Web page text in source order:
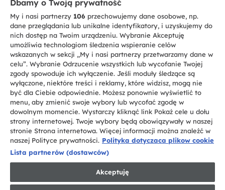
ZAREJESTRUJ SIĘ TERAZ
CANDY HOOVER GROUP S.r.I. - jednoosobowa sp. z.o.o. - SIEDZIBA
STATUTOWA: Via Comolli, 57 - 20861 Brugherio (MB) - Włochy -
SIEDZIBY ADMINISTRACYJNE: Via Privata Eden Fumagalli bez
nadanego numeru - 20861 Brugherio (MB) i Via Trento nr 20/A-22 - 20871
Vimercate (MB) - Włochy - Tel.: +39.039.2086.1 - Faks: +39.039.2086.237 -
Kapitał zakładowy 35.000.000,00 € wpłacony w całości - Kod identyfikacji
podatkowej i nr wpisu do Rejestru przedsiębiorstw dla rejonu Mediolan-
Monza-Brianza-Lodi 04666310158 - NIP 00786860965 - Numer wpisu do
Repertorium Ekonomiczno - Administracyjnego REA: MB-1033934 -
Candy S.p.A.
PL / Polski
Dbamy o Twoją prywatność
My i nasi partnerzy 106 przechowujemy dane osobowe, np.
dane przeglądania lub unikalne identyfikatory, i uzyskujemy do
nich dostęp na Twoim urządzeniu. Wybranie Akceptuję
umożliwia technologiom śledzenia wspieranie celów
wskazanych w sekcji „My i nasi partnerzy przetwarzamy dane w
celu”. Wybranie Odrzucenie wszystkich lub wycofanie Twojej
zgody spowoduje ich wyłączenie. Jeśli moduły śledzące są
wyłączone, niektóre treści i reklamy, które widzisz, mogą nie
być dla Ciebie odpowiednie. Możesz ponownie wyświetlić to
menu, aby zmienić swoje wybory lub wycofać zgodę w
dowolnym momencie. Wystarczy kliknąć link Pokaż cele u dołu
strony internetowej. Twoje wybory będą obowiązywały w naszej
stronie Strona internetowa. Więcej informacji można znaleźć w
naszej Polityce prywatności. Polityka dotyczaca plikow cookie
Lista partnerów (dostawców)
Akceptuję